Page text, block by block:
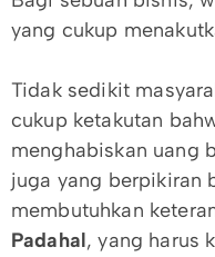
yang cukup
Tidak sedikit
cukup ketakutan
menghabiskan uang
juga yang berpikiran
membutuhkan
Padahal, yang harus